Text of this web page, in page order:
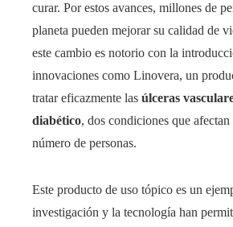
curar. Por estos avances, millones de
planeta pueden mejorar su calidad de
este cambio es notorio con la
innovaciones como Linovera, un
tratar eficazmente las úlceras
diabético, dos condiciones que
número de personas.
Este producto de uso tópico es un
investigación y la tecnología han